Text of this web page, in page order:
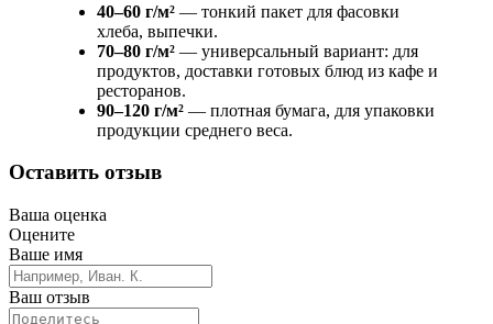
40–60 г/м² — тонкий пакет для фасовки
хлеба, выпечки.
70–80 г/м² — универсальный вариант: для
продуктов, доставки готовых блюд из кафе и
ресторанов.
90–120 г/м² — плотная бумага, для упаковки
продукции среднего веса.
Оставить отзыв
Ваша оценка
Оцените
Ваше имя
Ваш отзыв